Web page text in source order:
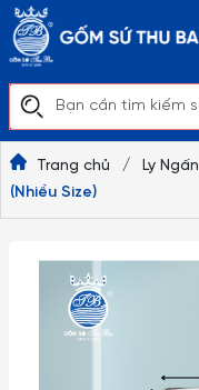
Trang chủ / Ly Ngấn
(Nhiều Size)